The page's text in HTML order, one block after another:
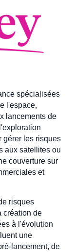
spécialisées
l'espace,
lancements de
gérer les risques
aux satellites ou
couverture sur
et
risques
création de
à l'évolution
une
lancement, de